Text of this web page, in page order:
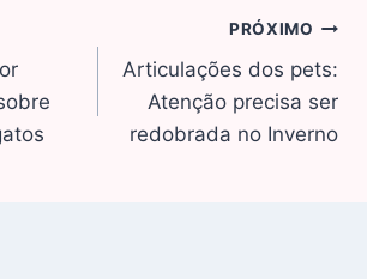
PRÓXIMO
Articulações dos pets:
Atenção precisa ser
redobrada no Inverno